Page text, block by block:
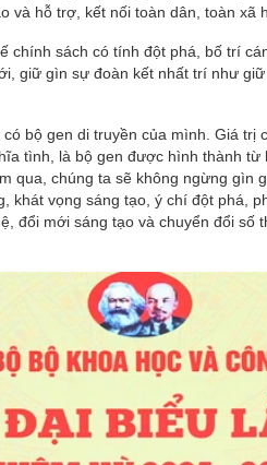
và hỗ trợ, kết nối toàn dân, toàn xã
chính sách có tính đột phá, bố trí
giữ gìn sự đoàn kết nhất trí như
bộ gen di truyền của mình. Giá trị
tình, là bộ gen được hình thành
qua, chúng ta sẽ không ngừng gìn
khát vọng sáng tạo, ý chí đột phá,
đổi mới sáng tạo và chuyển đổi